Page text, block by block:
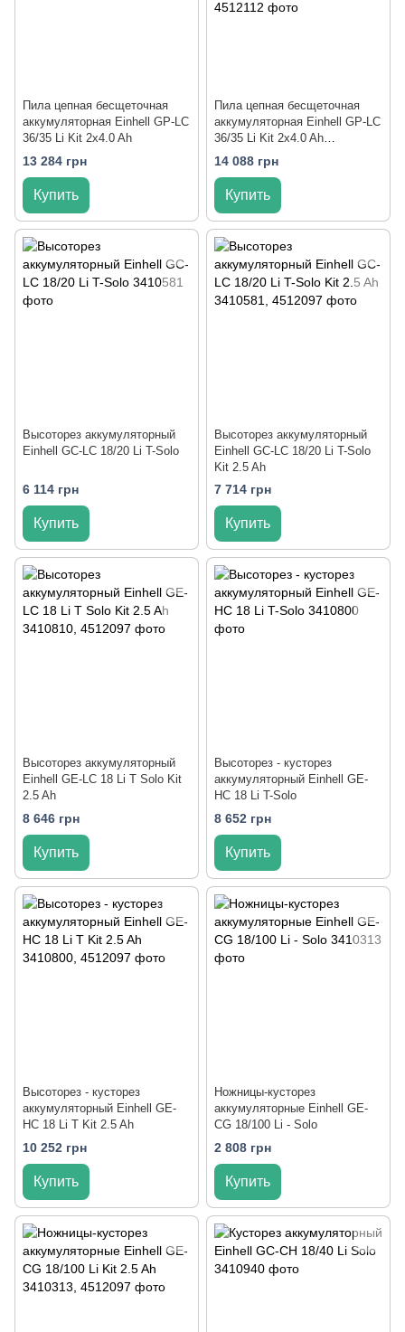
Пила цепная бесщеточная
аккумуляторная Einhell GP-LC
36/35 Li Kit 2x4.0 Ah
13 284 грн
Купить
Пила цепная бесщеточная
аккумуляторная Einhell GP-LC
36/35 Li Kit 2x4.0 Ah
Twincharger
14 088 грн
Купить
Высоторез аккумуляторный
Einhell GC-LC 18/20 Li T-Solo
6 114 грн
Купить
Высоторез аккумуляторный
Einhell GC-LC 18/20 Li T-Solo
Kit 2.5 Ah
7 714 грн
Купить
Высоторез аккумуляторный
Einhell GE-LC 18 Li T Solo Kit
2.5 Ah
8 646 грн
Купить
Высоторез - кусторез
аккумуляторный Einhell GE-
HC 18 Li T-Solo
8 652 грн
Купить
Высоторез - кусторез
аккумуляторный Einhell GE-
HC 18 Li T Kit 2.5 Ah
10 252 грн
Купить
Ножницы-кусторез
аккумуляторные Einhell GE-
CG 18/100 Li - Solo
2 808 грн
Купить